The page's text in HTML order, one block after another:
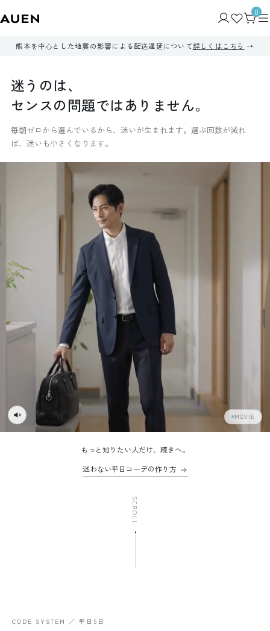
0
熊本を中心とした地震の影響による配送遅延について詳しくはこちら
迷う のは、
セ ンスの問題ではあ り ません。
毎朝ゼロから選んでいるから、迷いが生まれます。選ぶ回数が減れ
ば、迷いも小さくなります。
MOVIE
もっと知りたい人だけ、続きへ。
迷わない平日コーデの作り方
SCROLL
CODE SYSTEM ／ 平日5日